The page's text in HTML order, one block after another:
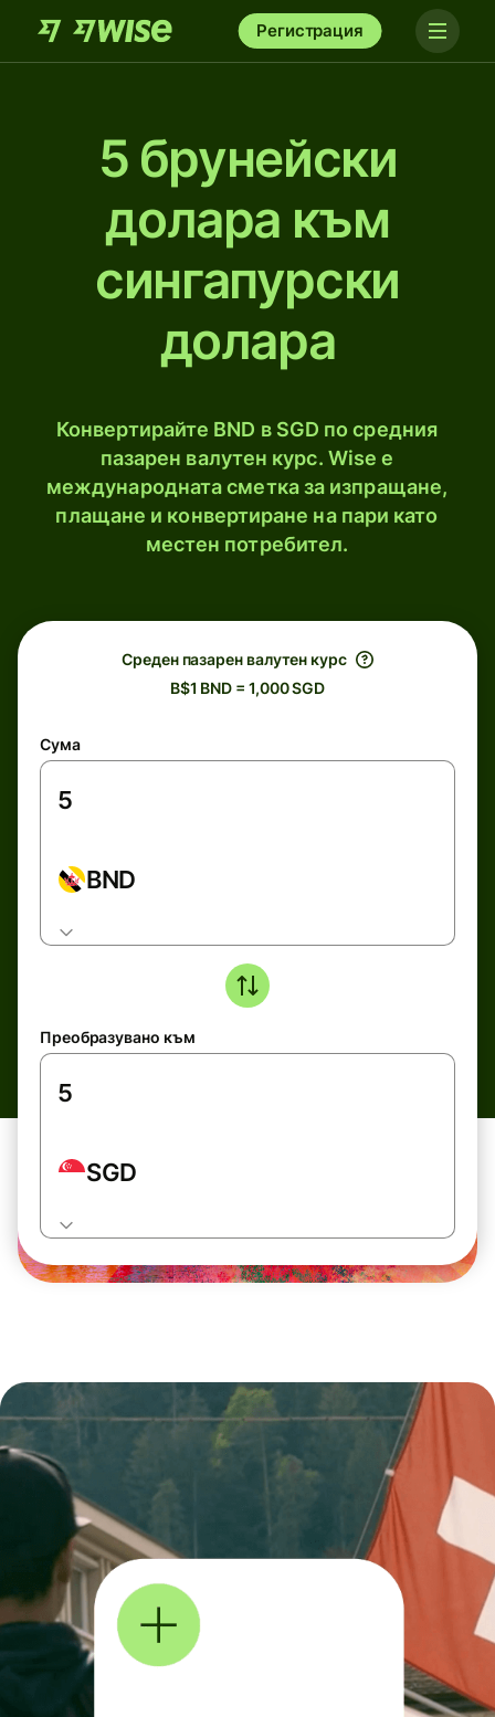
Регистрация
5 брунейски
доларa към
сингапурски
долара
Конвертирайте BND в SGD по средния
пазарен валутен курс. Wise е
международната сметка за изпращане,
плащане и конвертиране на пари като
местен потребител.
Среден пазарен валутен курс
B$1 BND = 1,000 SGD
Сума
BND
Преобразувано към
SGD